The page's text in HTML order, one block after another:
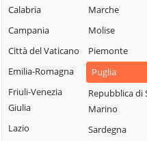
della Daunia
Celenza
Valfortore
Celle di San Vito
Cerignola
Chieuti
Peschici
Poggio Imperiale
Rignano
Garganico
Rocchetta
Calabria
Campania
Città del Vaticano
Emilia-Romagna
Friuli-Venezia
Giulia
Lazio
Marche
Molise
Piemonte
Puglia
Repubblica di
Marino
Sardegna